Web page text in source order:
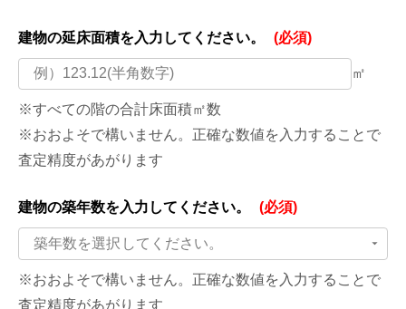
建物の延床面積を入力してください。 (必須)
㎡
※すべての階の合計床面積㎡数
※おおよそで構いません。正確な数値を入力することで
査定精度があがります
建物の築年数を入力してください。 (必須)
築年数を選択してください。
※おおよそで構いません。正確な数値を入力することで
査定精度があがります